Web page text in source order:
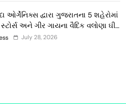
ઓર્ગેનિક્સ દ્વારા ગુજરાતના 5 શહેરોમાં
સ્ટોર્સ અને ગીર ગાયના વૈદિક વલોણા ઘી-
શુદ્ધ સેવાઓ સાથે વ્યાપક વિસ્તરણ
July 28, 2026